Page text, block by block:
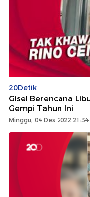
20Detik
Gisel Berencana
Gempi Tahun Ini
Minggu, 04 Des 2022 21:34